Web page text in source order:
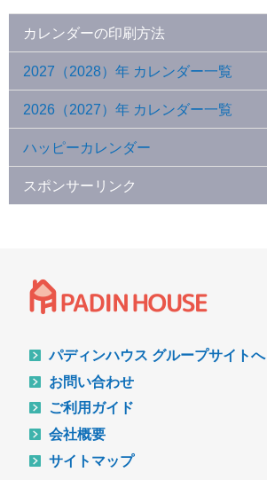
カレンダーの印刷方法
2027（2028）年 カレンダー一覧
2026（2027）年 カレンダー一覧
ハッピーカレンダー
スポンサーリンク
パディンハウス グループサイトへ
お問い合わせ
ご利用ガイド
会社概要
サイトマップ